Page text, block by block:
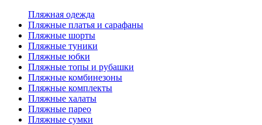
Пляжная одежда
Пляжные платья и сарафаны
Пляжные шорты
Пляжные туники
Пляжные юбки
Пляжные топы и рубашки
Пляжные комбинезоны
Пляжные комплекты
Пляжные халаты
Пляжные парео
Пляжные сумки